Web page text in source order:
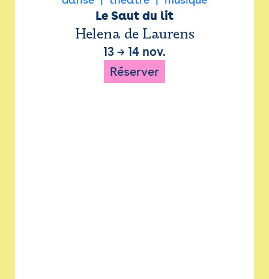
Le Saut du lit
Helena de Laurens
13 → 14 nov.
Réserver